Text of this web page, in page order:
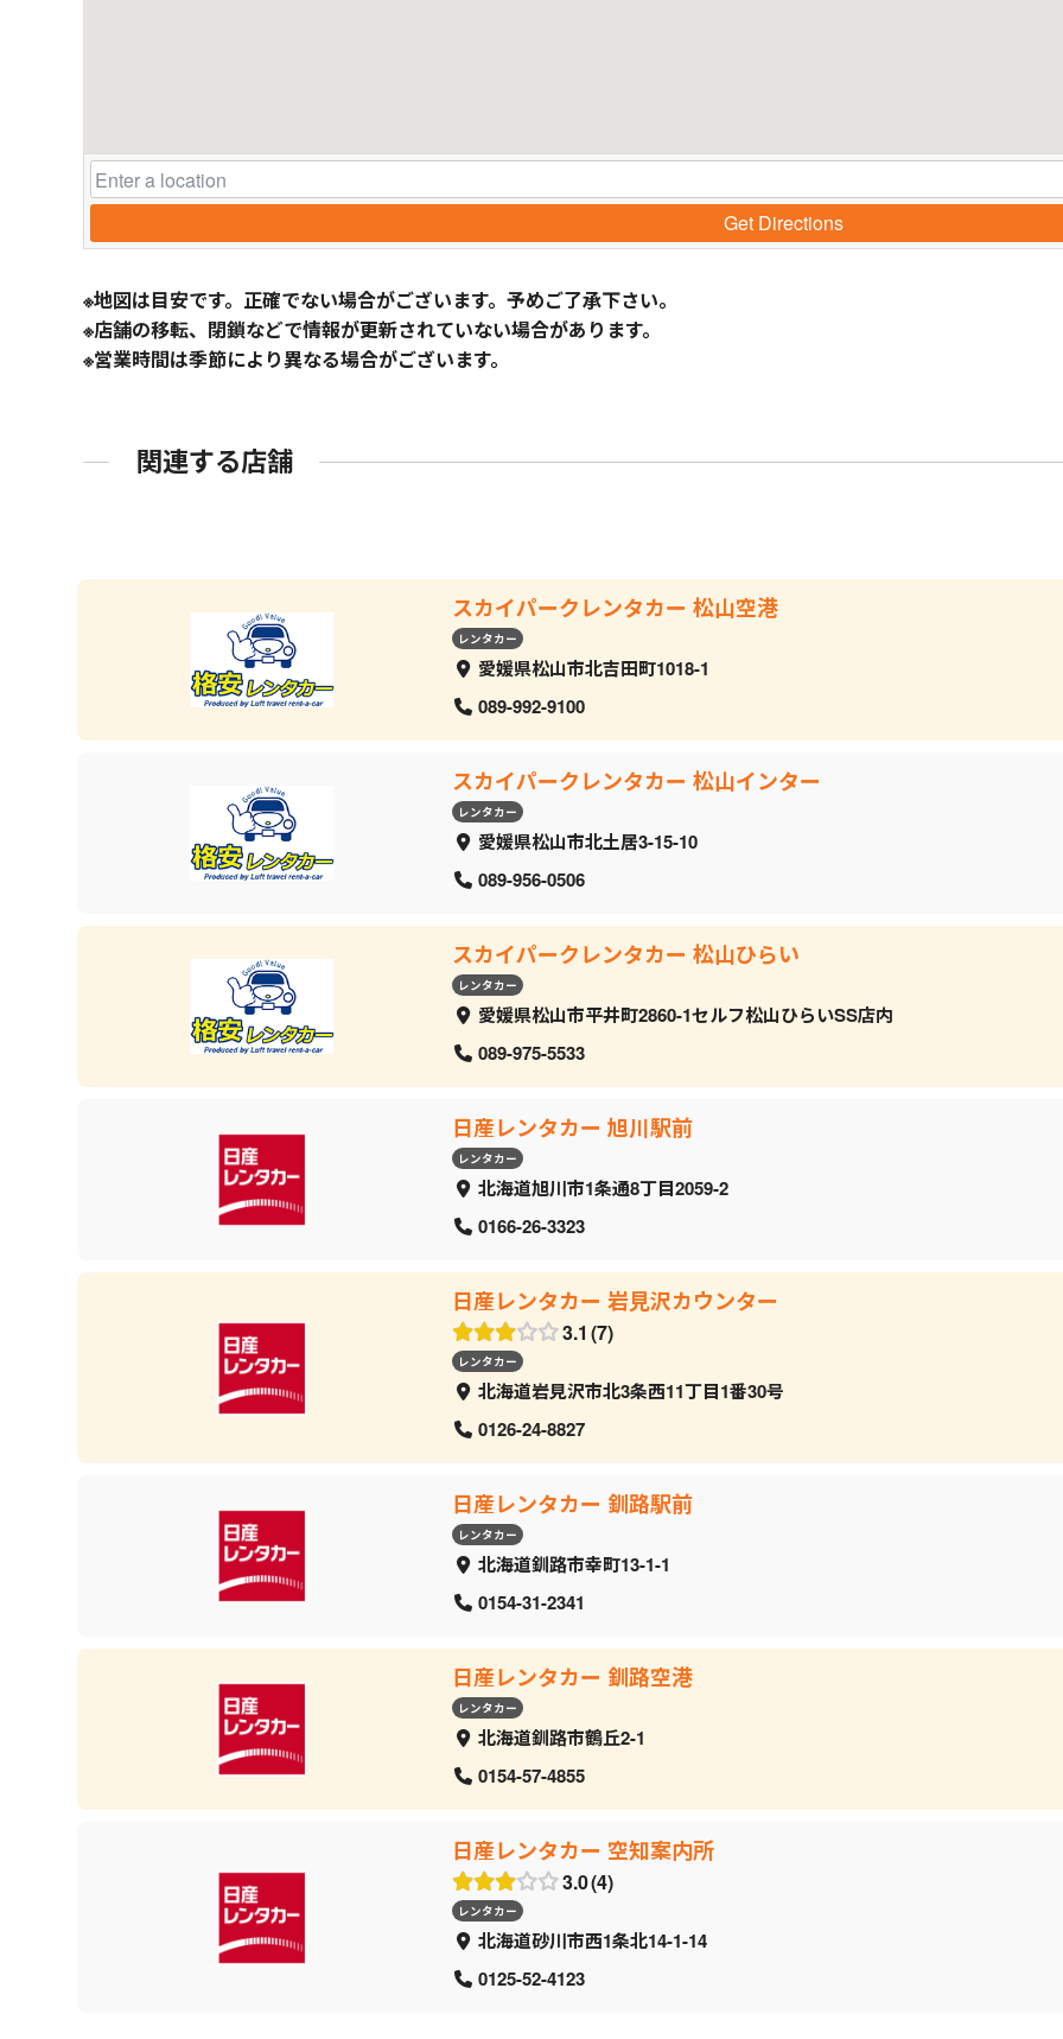
Get Directions
※地図は目安です。正確でない場合がございます。予めご了承下さい。
※店舗の移転、閉鎖などで情報が更新されていない場合があります。
※営業時間は季節により異なる場合がございます。
関連する店舗
スカイパークレンタカー 松山空港
レンタカー
愛媛県松山市北吉田町1018-1
089-992-9100
スカイパークレンタカー 松山インター
レンタカー
愛媛県松山市北土居3-15-10
089-956-0506
スカイパークレンタカー 松山ひらい
レンタカー
愛媛県松山市平井町2860-1セルフ松山ひらいSS店内
089-975-5533
日産レンタカー 旭川駅前
レンタカー
北海道旭川市1条通8丁目2059‐2
0166-26-3323
日産レンタカー 岩見沢カウンター
3.1 7
レンタカー
北海道岩見沢市北3条西11丁目1番30号
0126-24-8827
日産レンタカー 釧路駅前
レンタカー
北海道釧路市幸町13-1-1
0154-31-2341
日産レンタカー 釧路空港
レンタカー
北海道釧路市鶴丘2-1
0154-57-4855
日産レンタカー 空知案内所
3.0 4
レンタカー
北海道砂川市西1条北14-1-14
0125-52-4123